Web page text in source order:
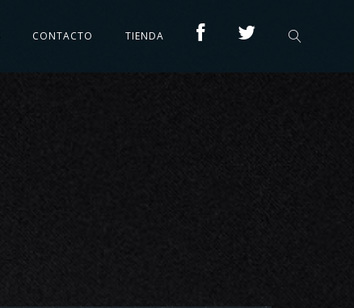
CONTACTO TIENDA